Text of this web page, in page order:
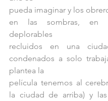
pueda imaginar y los
en las sombras, en
deplorables
recluidos en una
condenados a solo
plantea la
película tenemos al
la ciudad de arriba) y